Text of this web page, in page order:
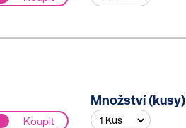
Koupit
Množství (kusy)